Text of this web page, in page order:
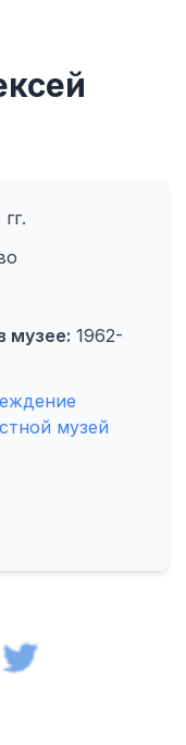
музее: 1962-
музей